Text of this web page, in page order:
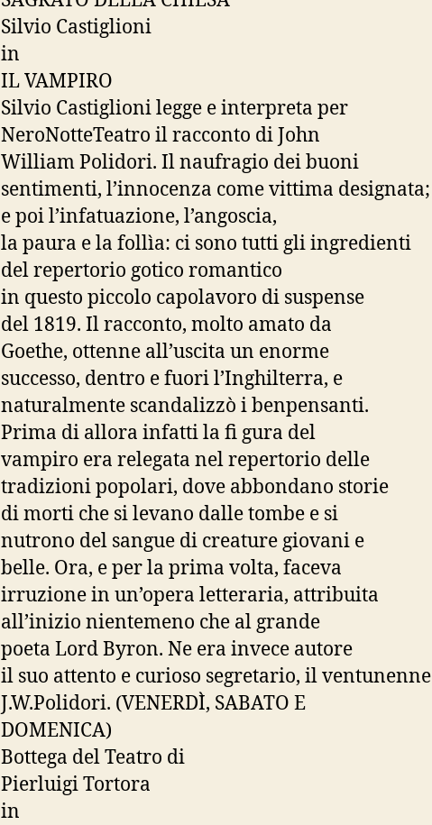
Silvio Castiglioni
in
IL VAMPIRO
Silvio Castiglioni legge e interpreta per
NeroNotteTeatro il racconto di John
William Polidori. Il naufragio dei buoni
sentimenti, l’innocenza come vittima designata;
e poi l’infatuazione, l’angoscia,
la paura e la follìa: ci sono tutti gli ingredienti
del repertorio gotico romantico
in questo piccolo capolavoro di suspense
del 1819. Il racconto, molto amato da
Goethe, ottenne all’uscita un enorme
successo, dentro e fuori l’Inghilterra, e
naturalmente scandalizzò i benpensanti.
Prima di allora infatti la fi gura del
vampiro era relegata nel repertorio delle
tradizioni popolari, dove abbondano storie
di morti che si levano dalle tombe e si
nutrono del sangue di creature giovani e
belle. Ora, e per la prima volta, faceva
irruzione in un’opera letteraria, attribuita
all’inizio nientemeno che al grande
poeta Lord Byron. Ne era invece autore
il suo attento e curioso segretario, il ventunenne
J.W.Polidori. (VENERDÌ, SABATO E
DOMENICA)
Bottega del Teatro di
Pierluigi Tortora
in